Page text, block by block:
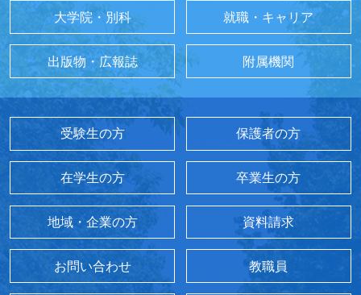
大学院・別科 就職・キャリア
出版物・広報誌 附属機関
受験生の方 保護者の方
在学生の方 卒業生の方
地域・企業の方 資料請求
お問い合わせ 教職員